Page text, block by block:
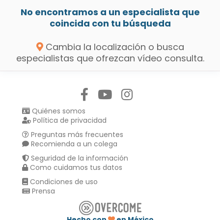
No encontramos a un especialista que
coincida con tu búsqueda
Cambia la localización o busca
especialistas que ofrezcan vídeo consulta.
Quiénes somos
Política de privacidad
Preguntas más frecuentes
Recomienda a un colega
Seguridad de la información
Como cuidamos tus datos
Condiciones de uso
Prensa